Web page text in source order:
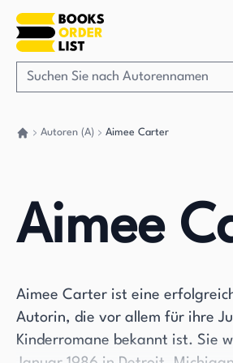
Autoren (A) Aimee Carter
Aimee
Aimee Carter ist eine
Autorin, die vor allem für ihre
Kinderromane bekannt ist. Sie